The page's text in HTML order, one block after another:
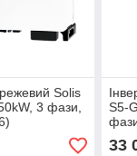
Solis
3 фази,
S5-
33